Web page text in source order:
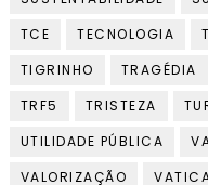
TCE
TECNOLOGIA
TIGRINHO
TRAGÉDIA
TRF5
TRISTEZA
UTILIDADE PÚBLICA
VALORIZAÇÃO